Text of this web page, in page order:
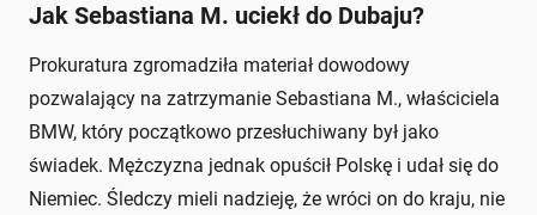
Jak Sebastiana M. uciekł do Dubaju?
Prokuratura zgromadziła materiał dowodowy
pozwalający na zatrzymanie Sebastiana M., właściciela
BMW, który początkowo przesłuchiwany był jako
świadek. Mężczyzna jednak opuścił Polskę i udał się do
Niemiec. Śledczy mieli nadzieję, że wróci on do kraju, nie